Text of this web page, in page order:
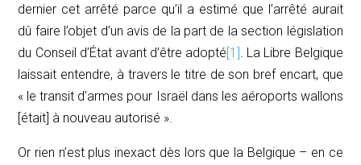
dernier cet arrêté parce qu’il a estimé que l’arrêté aurait
dû faire l’objet d’un avis de la part de la section législation
du Conseil d’État avant d’être adopté[1]. La Libre Belgique
laissait entendre, à travers le titre de son bref encart, que
« le transit d’armes pour Israël dans les aéroports wallons
[était] à nouveau autorisé ».
Or rien n’est plus inexact dès lors que la Belgique – en ce